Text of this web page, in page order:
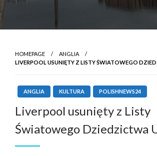
HOMEPAGE
ANGLIA
LIVERPOOL USUNIĘTY Z LISTY ŚWIATOWEGO
ANGLIA KULTURA POLISHNEWS24
Liverpool usunięty z Listy
Światowego Dziedzictwa